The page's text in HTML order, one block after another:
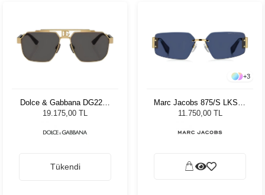
Dolce & Gabbana DG2294
02/87 59 Kadın Güneş
19.175,00 TL
Tükendi
+3
Marc Jacobs 875/S LKS59
Kadın Güneş Gözlüğü
11.750,00 TL